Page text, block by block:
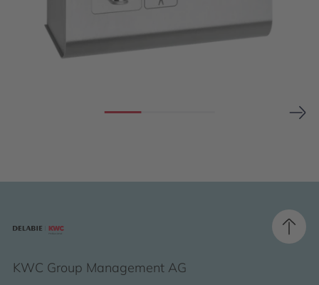
KWC Group Management AG